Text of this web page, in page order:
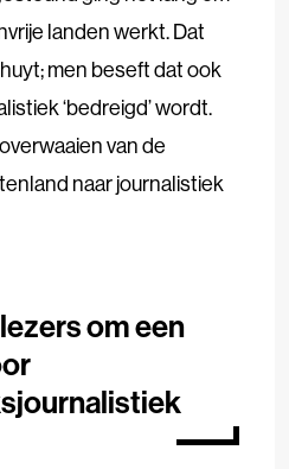
landen werkt. Dat
men beseft dat ook
‘bedreigd’ wordt.
van de
naar journalistiek
om een